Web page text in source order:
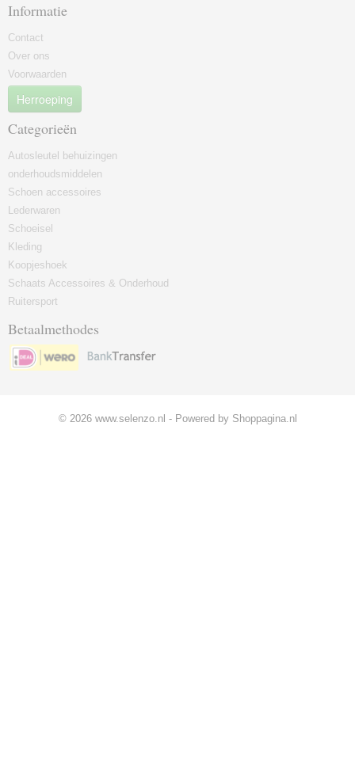
Informatie
Contact
Over ons
Voorwaarden
Herroeping
Categorieën
Autosleutel behuizingen
onderhoudsmiddelen
Schoen accessoires
Lederwaren
Schoeisel
Kleding
Koopjeshoek
Schaats Accessoires & Onderhoud
Ruitersport
Betaalmethodes
© 2026 www.selenzo.nl - Powered by Shoppagina.nl